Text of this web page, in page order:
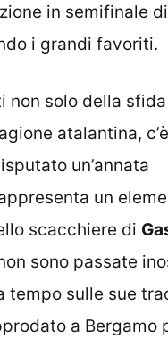
in semifinale
i grandi favoriti.
non solo della
atalantina, c’è
un’annata
un
scacchiere di
sono passate
tempo sulle sue
a Bergamo